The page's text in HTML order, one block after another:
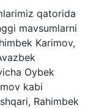
qatorida
mavsumlarni
Karimov,
Oybek
kabi
Rahimbek